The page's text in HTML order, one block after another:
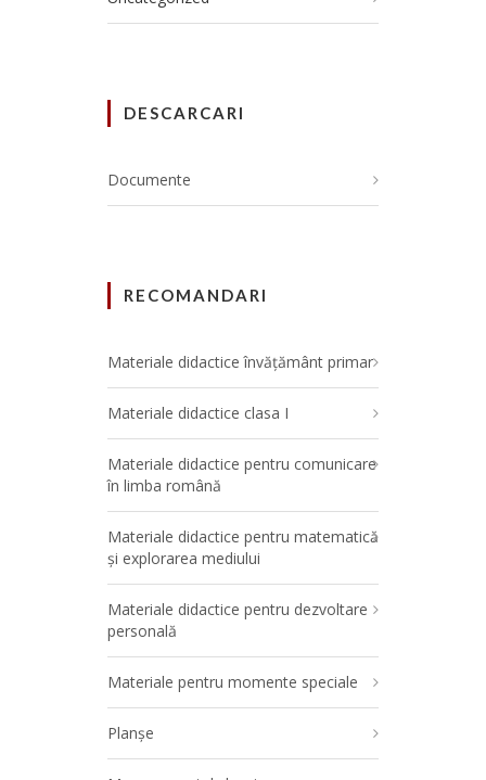
DESCARCARI
Documente
RECOMANDARI
Materiale didactice învățământ primar
Materiale didactice clasa I
Materiale didactice pentru comunicare
în limba română
Materiale didactice pentru matematică
și explorarea mediului
Materiale didactice pentru dezvoltare
personală
Materiale pentru momente speciale
Planșe